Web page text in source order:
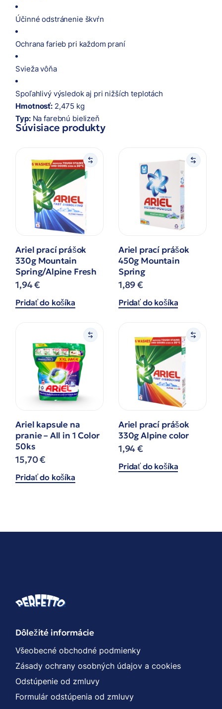
Účinné odstránenie škvŕn
Ochrana farieb pri každom praní
Svieža vôňa
Spoľahlivý výsledok aj pri nižších teplotách
Hmotnosť: 2,475 kg
Typ:Na farebnú bielizeň
Súvisiace produkty
Ariel prací prášok
330g Mountain
Spring/Alpine Fresh
1,94€
Pridať do košíka
Ariel prací prášok
450g Mountain
Spring
1,89€
Pridať do košíka
Ariel kapsule na
pranie – All in 1 Color
50ks
15,70€
Pridať do košíka
Ariel prací prášok
330g Alpine color
1,94€
Pridať do košíka
Dôležité informácie
Všeobecné obchodné podmienky
Zásady ochrany osobných údajov a cookies
Odstúpenie od zmluvy
Formulár odstúpenia od zmluvy